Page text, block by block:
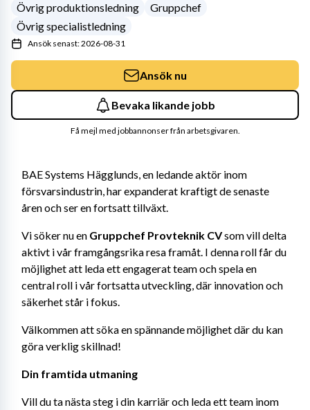
BAE Systems Hägglunds, en ledande aktör inom
försvarsindustrin, har expanderat kraftigt de senaste
åren och ser en fortsatt tillväxt.
Vi söker nu en Gruppchef Provteknik CV som vill delta
aktivt i vår framgångsrika resa framåt. I denna roll får du
möjlighet att leda ett engagerat team och spela en
central roll i vår fortsatta utveckling, där innovation och
säkerhet står i fokus.
Välkommen att söka en spännande möjlighet där du kan
göra verklig skillnad!
Din framtida utmaning
Vill du ta nästa steg i din karriär och leda ett team inom
Övrig produktionsledning
Gruppchef
Övrig specialistledning
Ansök senast: 2026-08-31
Ansök nu
Bevaka likande jobb
Få mejl med jobbannonser från arbetsgivaren.